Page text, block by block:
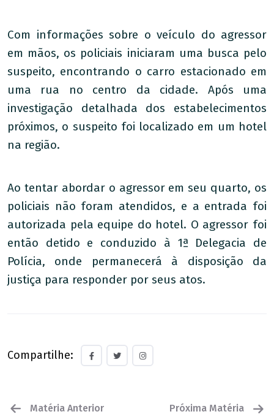
Com informações sobre o veículo do agressor
em mãos, os policiais iniciaram uma busca pelo
suspeito, encontrando o carro estacionado em
uma rua no centro da cidade. Após uma
investigação detalhada dos estabelecimentos
próximos, o suspeito foi localizado em um hotel
na região.
Ao tentar abordar o agressor em seu quarto, os
policiais não foram atendidos, e a entrada foi
autorizada pela equipe do hotel. O agressor foi
então detido e conduzido à 1ª Delegacia de
Polícia, onde permanecerá à disposição da
justiça para responder por seus atos.
Compartilhe:
Matéria Anterior Próxima Matéria